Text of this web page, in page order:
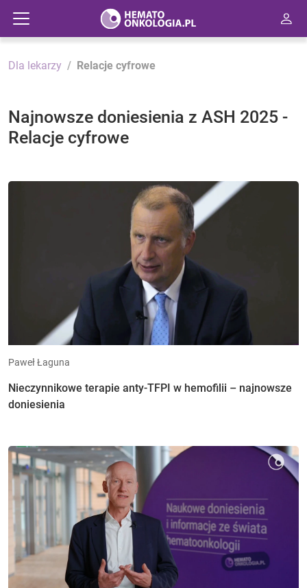
Dla lekarzy Relacje cyfrowe
Najnowsze doniesienia z ASH 2025 -
Relacje cyfrowe
Paweł Łaguna
Nieczynnikowe terapie anty-TFPI w hemofilii – najnowsze
doniesienia